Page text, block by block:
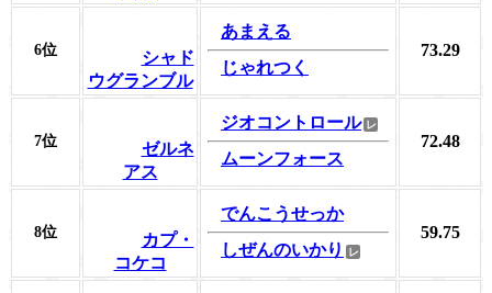
6位
シャド
ウグランブル
あまえる
じゃれつく
73.29
7位
ゼルネ
アス
ジオコントロール
ムーンフォース
72.48
8位
カプ・
コケコ
でんこうせっか
しぜんのいかり
59.75